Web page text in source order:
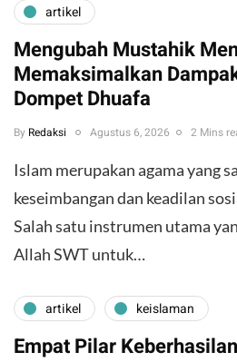
artikel
Mengubah Mustahik
Memaksimalkan
Dompet Dhuafa
By Redaksi Agustus 6, 2026 2 Mins
Islam merupakan agama yang
keseimbangan dan keadilan
Salah satu instrumen utama
Allah SWT untuk…
artikel keislaman
Empat Pilar